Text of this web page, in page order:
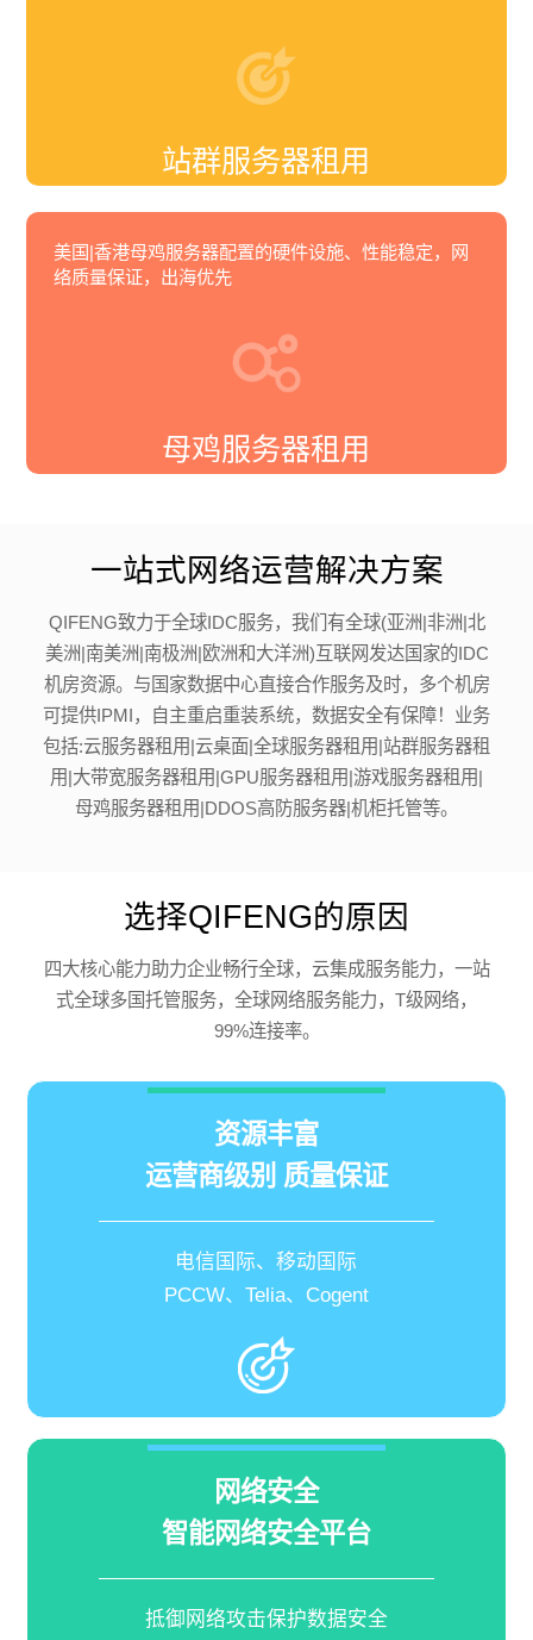
站群服务器租用
美国|香港母鸡服务器配置的硬件设施、性能稳定，网
络质量保证，出海优先
母鸡服务器租用
一站式网络运营解决方案
QIFENG致力于全球IDC服务，我们有全球(亚洲|非洲|北
美洲|南美洲|南极洲|欧洲和大洋洲)互联网发达国家的IDC
机房资源。与国家数据中心直接合作服务及时，多个机房
可提供IPMI，自主重启重装系统，数据安全有保障！业务
包括:云服务器租用|云桌面|全球服务器租用|站群服务器租
用|大带宽服务器租用|GPU服务器租用|游戏服务器租用|
母鸡服务器租用|DDOS高防服务器|机柜托管等。
选择QIFENG的原因
四大核心能力助力企业畅行全球，云集成服务能力，一站
式全球多国托管服务，全球网络服务能力，T级网络，
99%连接率。
资源丰富
运营商级别 质量保证
电信国际、移动国际
PCCW、Telia、Cogent
网络安全
智能网络安全平台
抵御网络攻击保护数据安全